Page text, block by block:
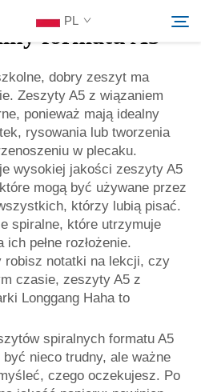
PL
Szukaj
formatu A5
dobry zeszyt ma
Zeszyty A5 z wiązaniem
ponieważ mają idealny
rysowania lub tworzenia
w plecaku.
wysokiej jakości zeszyty A5
mogą być używane przez
którzy lubią pisać.
spiralne, które utrzymuje
pełne rozłożenie.
robisz notatki na lekcji, czy
czasie, zeszyty A5 z
Longgang Haha to
spiralnych formatu A5
nieco trudny, ale ważne
czego oczekujesz. Po